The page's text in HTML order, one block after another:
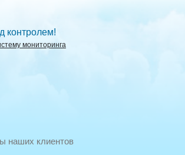
контролем!
мониторинга
наших клиентов